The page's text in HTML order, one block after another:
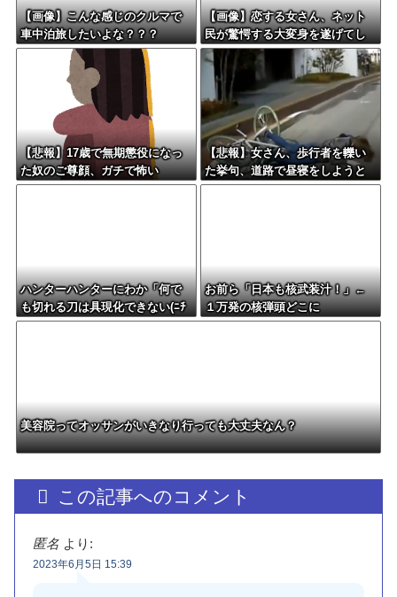
【画像】こんな感じのクルマで
車中泊旅したいよな？？？
【画像】恋する女さん、ネット
民が驚愕する大変身を遂げてし
まう←コレは凄過ぎるw w w w
w w w w
【悲報】17歳で無期懲役になっ
た奴のご尊顔、ガチで怖い
【悲報】女さん、歩行者を轢い
た挙句、道路で昼寝をしようと
してしまう
ハンターハンターにわか「何で
も切れる刀は具現化できない(ﾆﾁ
ｯ」←これ
お前ら「日本も核武装汁！」←
１万発の核弾頭どこに
美容院ってオッサンがいきなり行っても大丈夫なん？
この記事へのコメント
匿名 より:
2023年6月5日 15:39